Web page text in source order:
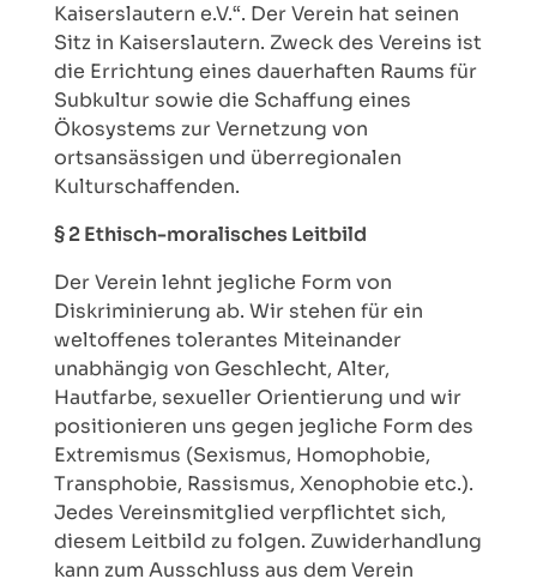
Wein & Musik (2024)
Kulturwerk Pfaff (2024)
Kaiserslautern e.V.“. Der Verein hat seinen
Sitz in Kaiserslautern. Zweck des Vereins ist
die Errichtung eines dauerhaften Raums für
Subkultur sowie die Schaffung eines
Ökosystems zur Vernetzung von
ortsansässigen und überregionalen
Kulturschaffenden.
§ 2 Ethisch-moralisches Leitbild
Der Verein lehnt jegliche Form von
Diskriminierung ab. Wir stehen für ein
weltoffenes tolerantes Miteinander
unabhängig von Geschlecht, Alter,
Hautfarbe, sexueller Orientierung und wir
positionieren uns gegen jegliche Form des
Extremismus (Sexismus, Homophobie,
Transphobie, Rassismus, Xenophobie etc.).
Jedes Vereinsmitglied verpflichtet sich,
diesem Leitbild zu folgen. Zuwiderhandlung
kann zum Ausschluss aus dem Verein